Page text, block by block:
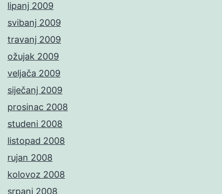
lipanj 2009
svibanj 2009
travanj 2009
ožujak 2009
veljača 2009
siječanj 2009
prosinac 2008
studeni 2008
listopad 2008
rujan 2008
kolovoz 2008
srpanj 2008